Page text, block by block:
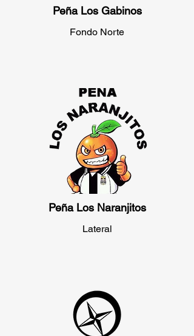
Peña Los Gabinos
Fondo Norte
Peña Los Naranjitos
Lateral